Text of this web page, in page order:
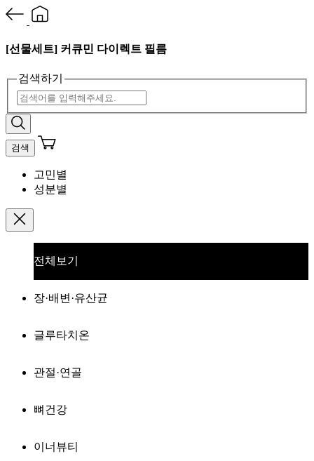
[선물세트] 커큐민 다이렉트 필름
검색하기
검색
고민별
성분별
전체보기
장·배변·유산균
글루타치온
관절·연골
뼈건강
이너뷰티